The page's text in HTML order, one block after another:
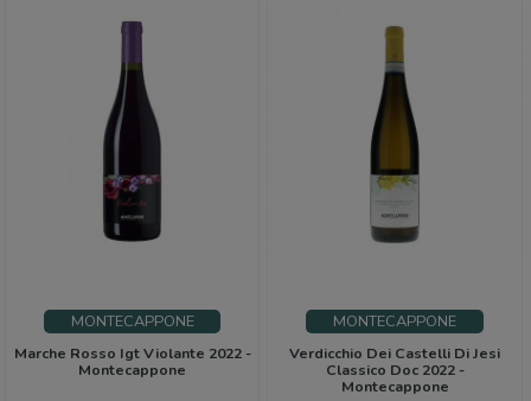
MONTECAPPONE
Marche Rosso Igt Violante 2022 -
Montecappone
MONTECAPPONE
Verdicchio Dei Castelli Di Jesi
Classico Doc 2022 -
Montecappone